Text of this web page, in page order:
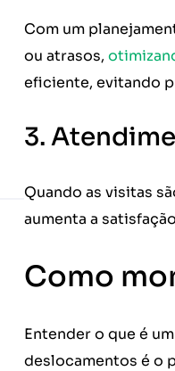
Com um
ou atrasos,
eficiente, evitando
3.
Quando as visitas
aumenta a
Como
Entender o que é
deslocamentos é o